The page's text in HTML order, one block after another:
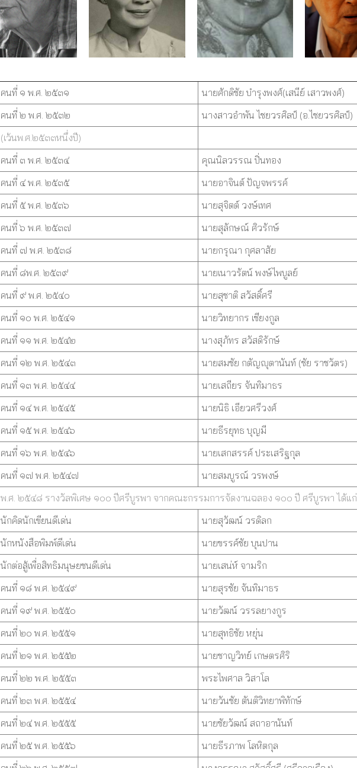
คนที่ ๑ พ.ศ. ๒๕๓๑
นายศักดิชัย บำรุงพงศ์(เสนีย์ เสาวพงศ์)
คนที่ ๒ พ.ศ. ๒๕๓๒
นางสาวอำพัน ไชยวรศิลป์ (อ.ไชยวรศิลป์)
(เว้นพ.ศ.๒๕๓๓หนึ่งปี)
คนที่ ๓ พ.ศ. ๒๕๓๔
คุณนิลวรรณ ปิ่นทอง
คนที่ ๔ พ.ศ. ๒๕๓๕
นายอาจินต์ ปัญจพรรค์
คนที่ ๕ พ.ศ. ๒๕๓๖
นายสุจิตต์ วงษ์เทศ
คนที่ ๖ พ.ศ. ๒๕๓๗
นายสุลักษณ์ ศิวรักษ์
คนที่ ๗ พ.ศ. ๒๕๓๘
นายกรุณา กุศลาสัย
คนที่ ๘พ.ศ. ๒๕๓๙
นายเนาวรัตน์ พงษ์ไพบูลย์
คนที่ ๙ พ.ศ. ๒๕๔๐
นายสุชาติ สวัสดิ์ศรี
คนที่ ๑๐ พ.ศ. ๒๕๔๑
นายวิทยากร เชียงกูล
คนที่ ๑๑ พ.ศ. ๒๕๔๒
นางสุภัทร สวัสดิรักษ์
คนที่ ๑๒ พ.ศ. ๒๕๔๓
นายสมชัย กตัญญุตานันท์ (ชัย ราชวัตร)
คนที่ ๑๓ พ.ศ. ๒๕๔๔
นายเสถียร จันทิมาธร
คนที่ ๑๔ พ.ศ. ๒๕๔๕
นายนิธิ เอียวศรีวงศ์
คนที่ ๑๕ พ.ศ. ๒๕๔๖
นายธีรยุทธ บุญมี
คนที่ ๑๖ พ.ศ. ๒๕๔๖
นายเสกสรรค์ ประเสริฐกุล
คนที่ ๑๗ พ.ศ. ๒๕๔๗
นายสมบูรณ์ วรพงษ์
พ.ศ. ๒๕๔๘ รางวัลพิเศษ ๑๐๐ ปีศรีบูรพา จากคณะกรรมการจัดงานฉลอง ๑๐๐ ปี ศรีบูรพา ได้แก่
นักคิดนักเขียนดีเด่น
นายสุวัฒน์ วรดิลก
นักหนังสือพิมพ์ดีเด่น
นายขรรค์ชัย บุนปาน
นักต่อสู้เพื่อสิทธิมนุษยชนดีเด่น
นายเสน่ห์ จามริก
คนที่ ๑๘ พ.ศ. ๒๕๔๙
นายสุรชัย จันทิมาธร
คนที่ ๑๙ พ.ศ. ๒๕๕๐
นายวัฒน์ วรรลยางกูร
คนที่ ๒๐ พ.ศ. ๒๕๕๑
นายสุทธิชัย หยุ่น
คนที่ ๒๑ พ.ศ. ๒๕๕๒
นายชาญวิทย์ เกษตรศิริ
คนที่ ๒๒ พ.ศ. ๒๕๕๓
พระไพศาล วิสาโล
คนที่ ๒๓ พ.ศ. ๒๕๕๔
นายวันชัย ตันติวิทยาพิทักษ์
คนที่ ๒๔ พ.ศ. ๒๕๕๕
นายชัยวัฒน์ สถาอานันท์
คนที่ ๒๕ พ.ศ. ๒๕๕๖
นายธีรภาพ โลหิตกุล